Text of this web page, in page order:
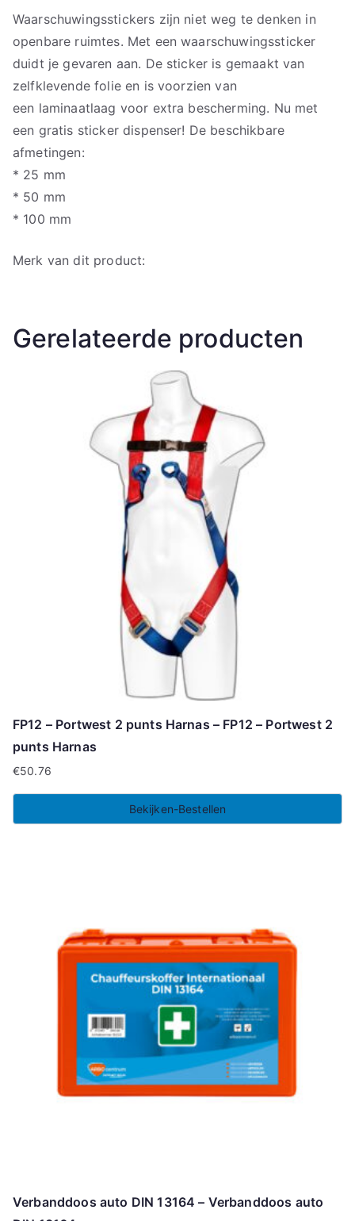
Waarschuwingsstickers zijn niet weg te denken in
openbare ruimtes. Met een waarschuwingssticker
duidt je gevaren aan. De sticker is gemaakt van
zelfklevende folie en is voorzien van
een laminaatlaag voor extra bescherming. Nu met
een gratis sticker dispenser! De beschikbare
afmetingen:
* 25 mm
* 50 mm
* 100 mm
Merk van dit product:
Gerelateerde producten
FP12 – Portwest 2 punts Harnas – FP12 – Portwest 2
punts Harnas
€50.76
Bekijken-Bestellen
Verbanddoos auto DIN 13164 – Verbanddoos auto